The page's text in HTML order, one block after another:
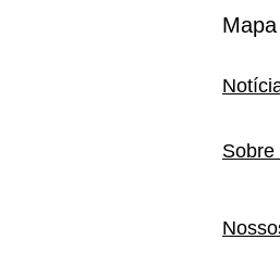
Sobre